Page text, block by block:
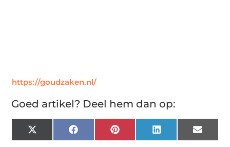
https://goudzaken.nl/
Goed artikel? Deel hem dan op:
X
(Twitter)
FacebookPinterest LinkedIn Email